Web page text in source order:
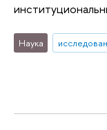
Наука